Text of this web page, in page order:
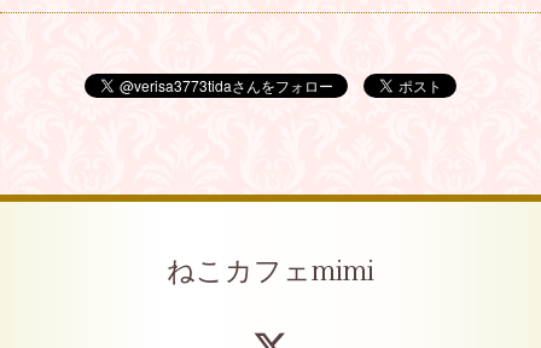
ねこカフェmimi